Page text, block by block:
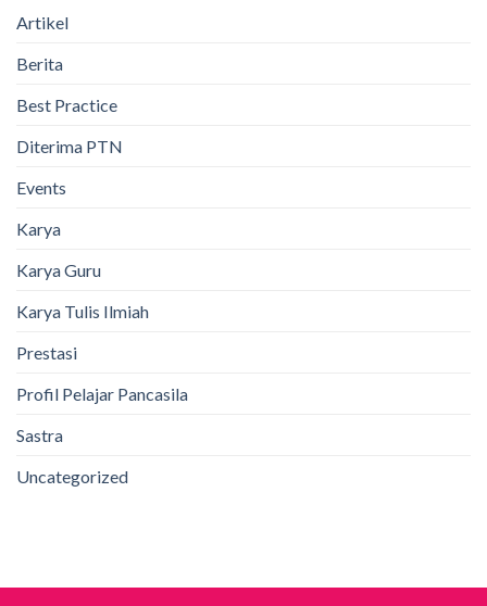
Artikel
Berita
Best Practice
Diterima PTN
Events
Karya
Karya Guru
Karya Tulis Ilmiah
Prestasi
Profil Pelajar Pancasila
Sastra
Uncategorized